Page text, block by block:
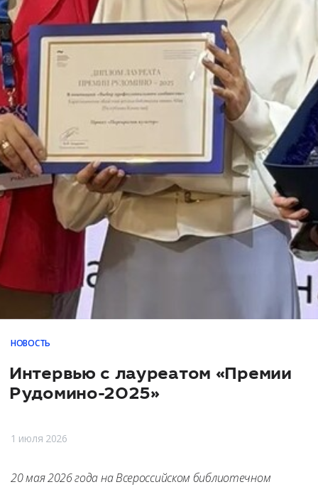
НОВОСТЬ
Интервью с лауреатом «Премии
Рудомино-2025»
1 июля 2026
20 мая 2026 года на Всероссийском библиотечном